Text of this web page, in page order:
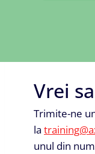
Vrei
Trimite-ne
la
unul din